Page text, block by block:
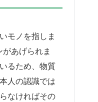
モノを指しま
あげられま
るため、物質
人の認識では
なければその